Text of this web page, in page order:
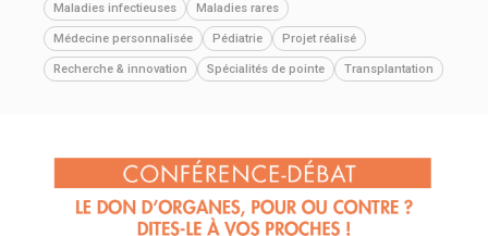
Maladies infectieuses Maladies rares
Médecine personnalisée Pédiatrie Projet réalisé
Recherche & innovation Spécialités de pointe Transplantation